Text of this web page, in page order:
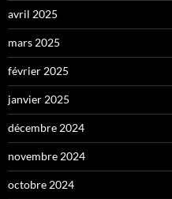
avril 2025
mars 2025
février 2025
janvier 2025
décembre 2024
novembre 2024
octobre 2024